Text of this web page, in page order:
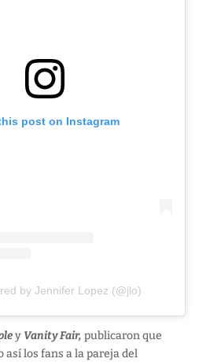
post on Instagram
by Jennifer Lopez (@jlo)
y Vanity Fair, publicaron que
los fans a la pareja del